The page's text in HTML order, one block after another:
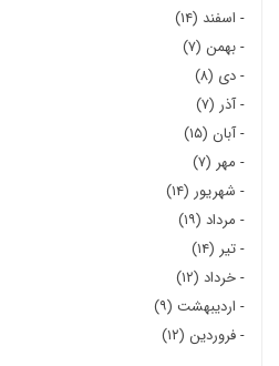
- اسفند (۱۴)
-بهمن (۷)
-دی (۸)
-آذر (۷)
-آبان (۱۵)
- مهر (۷)
- شهریور (۱۴)
- مرداد (۱۹)
-تیر (۱۴)
-خرداد (۱۲)
- اردیبهشت (۹)
-فروردین (۱۲)